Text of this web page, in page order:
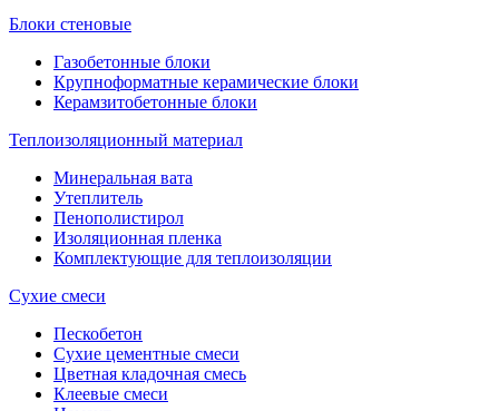
Блоки стеновые
Газобетонные блоки
Крупноформатные керамические блоки
Керамзитобетонные блоки
Теплоизоляционный материал
Минеральная вата
Утеплитель
Пенополистирол
Изоляционная пленка
Комплектующие для теплоизоляции
Сухие смеси
Пескобетон
Сухие цементные смеси
Цветная кладочная смесь
Клеевые смеси